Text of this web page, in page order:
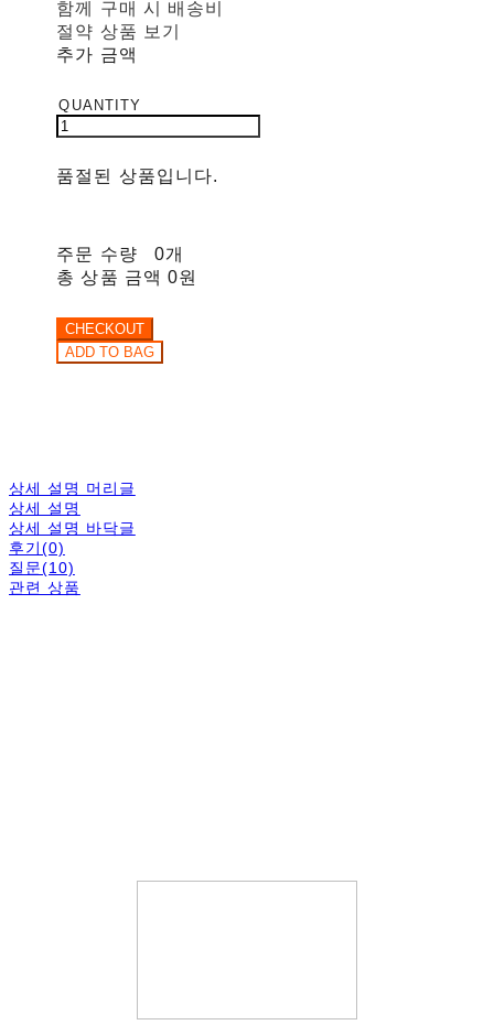
함께 구매 시 배송비
절약 상품 보기
추가 금액
품절된 상품입니다.
주문 수량
0개
총 상품 금액 0원
상세 설명 머리글
상세 설명
상세 설명 바닥글
후기(0)
질문(10)
관련 상품